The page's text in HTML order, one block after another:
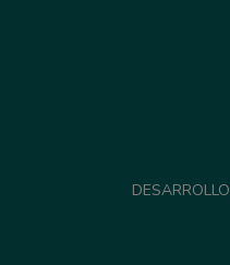
DESARROLLO